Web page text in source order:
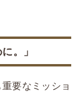
。」
要なミッショ